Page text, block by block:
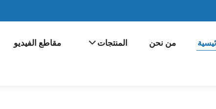
من نحن المنتجات مقاطع الفيديو